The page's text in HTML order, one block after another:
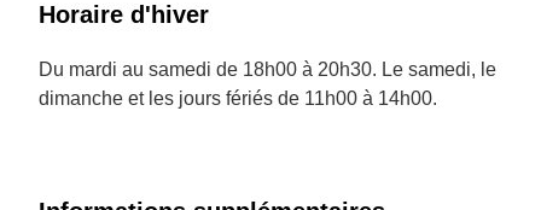
Horaire d'hiver
Du mardi au samedi de 18h00 à 20h30. Le samedi, le
dimanche et les jours fériés de 11h00 à 14h00.